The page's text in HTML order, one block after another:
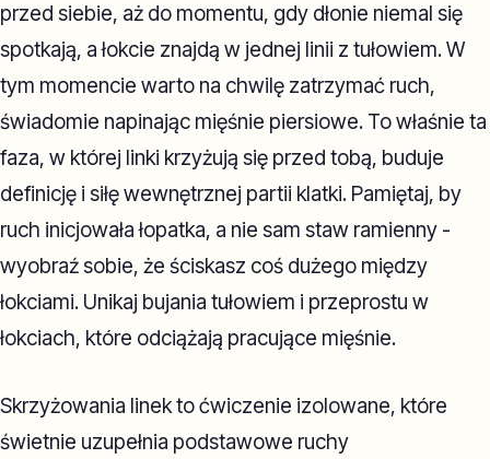
przed siebie, aż do momentu, gdy dłonie niemal się
spotkają, a łokcie znajdą w jednej linii z tułowiem. W
tym momencie warto na chwilę zatrzymać ruch,
świadomie napinając mięśnie piersiowe. To właśnie ta
faza, w której linki krzyżują się przed tobą, buduje
definicję i siłę wewnętrznej partii klatki. Pamiętaj, by
ruch inicjowała łopatka, a nie sam staw ramienny -
wyobraź sobie, że ściskasz coś dużego między
łokciami. Unikaj bujania tułowiem i przeprostu w
łokciach, które odciążają pracujące mięśnie.
Skrzyżowania linek to ćwiczenie izolowane, które
świetnie uzupełnia podstawowe ruchy